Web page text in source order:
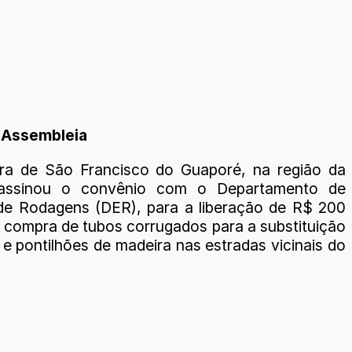
de São Francisco do Guaporé, na região da
o convênio com o Departamento de
Rodagens (DER), para a liberação de R$ 200
compra de tubos corrugados para a substituição
pontilhões de madeira nas estradas vicinais do